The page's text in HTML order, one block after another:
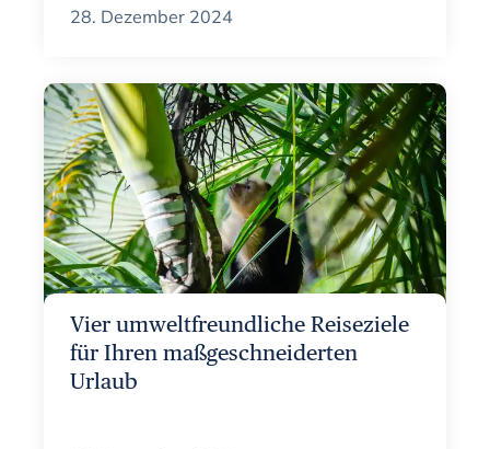
28. Dezember 2024
Vier umweltfreundliche Reiseziele
für Ihren maßgeschneiderten
Urlaub